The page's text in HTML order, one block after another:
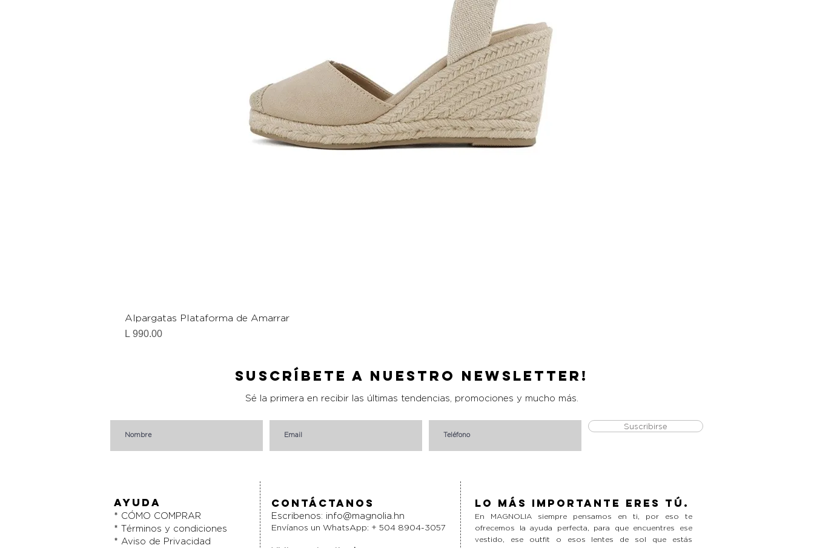
Alpargatas Plataforma de Amarrar
Precio
L 990.00
Suscríbete a nuestro Newsletter!
Sé la primera en recibir las últimas tendencias, promociones y mucho más.
Suscribirse
AYUDA
* CÓMO COMPRAR
* Términos y condiciones
* Aviso de Privacidad
Contáctanos
Escribenos: info@magnolia.hn
Envíanos un WhatsApp: + 504 8904-3057
Lo más importante eres tú.
En MAGNOLIA siempre pensamos en ti, por eso te
ofrecemos la ayuda perfecta, para que encuentres ese
vestido, ese outfit o esos lentes de sol que estás